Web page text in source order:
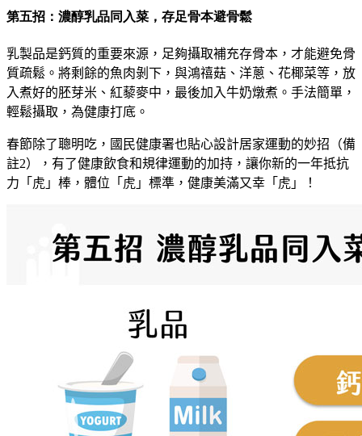
第五招：濃醇乳品同入菜，存足骨本避骨鬆
乳製品是鈣質的重要來源，足夠攝取補充存骨本，才能避免骨
質疏鬆。將剩餘的魚肉剝下，與鴻禧菇、洋蔥、花椰菜等，放
入煮好的胚芽米、紅藜麥中，最後加入牛奶燉煮。手法簡單，
輕鬆攝取，為健康打底 。
春節除了聰明吃，國民健康署也貼心設計居家運動的妙招（備
註2）
， 有了健康飲食和規律運動的加持 ， 讓你新的一年抵抗
力「虎」棒 ， 體位「虎」標準 ， 健康美滿又幸「虎」 ！